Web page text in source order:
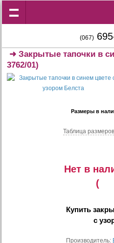
(067)
➜Закрытые тапочки в
3762/01)
Размеры в
Таблица
Нет в
(
Купить
с
Производитель: